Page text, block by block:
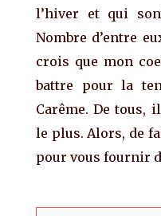
l’hiver et qui
Nombre d’entre
crois que mon
battre pour la
Carême. De tous,
le plus. Alors, de
pour vous fournir